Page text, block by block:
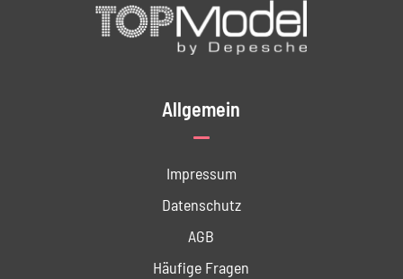
Allgemein
Impressum
Datenschutz
AGB
Häufige Fragen